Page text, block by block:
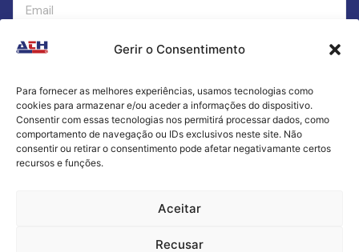
Gerir o Consentimento
Para fornecer as melhores experiências, usamos tecnologias como
cookies para armazenar e/ou aceder a informações do dispositivo.
Consentir com essas tecnologias nos permitirá processar dados, como
comportamento de navegação ou IDs exclusivos neste site. Não
consentir ou retirar o consentimento pode afetar negativamante certos
recursos e funções.
Aceitar
Recusar
Submeter
Criamos a cozinha perfeita para o seu sucesso
gastronómico!